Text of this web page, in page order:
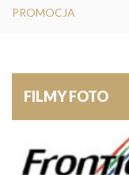
PROMOCJA
FILMY FOTO